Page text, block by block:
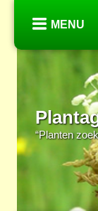
MENU
“Planten